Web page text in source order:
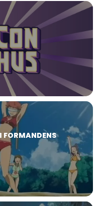
FORMANDENS